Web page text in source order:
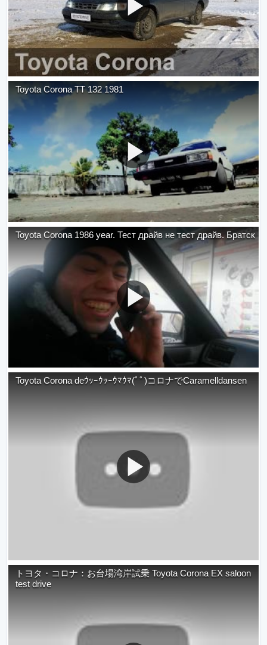
Toyota Corona TT 132 1981
Toyota Corona 1986 year. Тест драйв не тест драйв. Братск
Toyota Corona deｳｯｰｳｯｰｳﾏｳﾏ(ﾟﾟ)コロナでCaramelldansen
トヨタ・コロナ：お台場湾岸試乗 Toyota Corona EX saloon
test drive